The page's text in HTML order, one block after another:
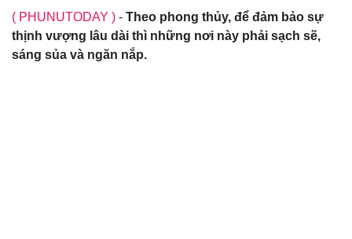
( PHUNUTODAY ) - Theo phong thủy, để đảm bảo sự
thịnh vượng lâu dài thì những nơi này phải sạch sẽ,
sáng sủa và ngăn nắp.